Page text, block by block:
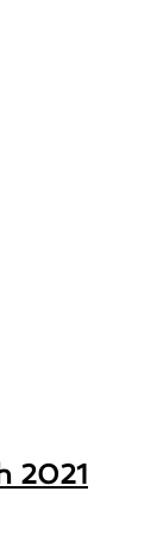
2021